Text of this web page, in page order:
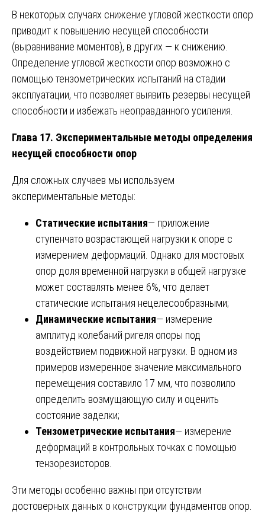
В некоторых случаях снижение угловой жесткости опор
приводит к повышению несущей способности
(выравнивание моментов), в других — к снижению.
Определение угловой жесткости опор возможно с
помощью тензометрических испытаний на стадии
эксплуатации, что позволяет выявить резервы несущей
способности и избежать неоправданного усиления.
Глава 17. Экспериментальные методы определения
несущей способности опор
Для сложных случаев мы используем
экспериментальные методы:
Статические испытания— приложение
ступенчато возрастающей нагрузки к опоре с
измерением деформаций. Однако для мостовых
опор доля временной нагрузки в общей нагрузке
может составлять менее 6%, что делает
статические испытания нецелесообразными;
Динамические испытания— измерение
амплитуд колебаний ригеля опоры под
воздействием подвижной нагрузки. В одном из
примеров измеренное значение максимального
перемещения составило 17 мм, что позволило
определить возмущающую силу и оценить
состояние заделки;
Тензометрические испытания— измерение
деформаций в контрольных точках с помощью
тензорезисторов.
Эти методы особенно важны при отсутствии
достоверных данных о конструкции фундаментов опор.